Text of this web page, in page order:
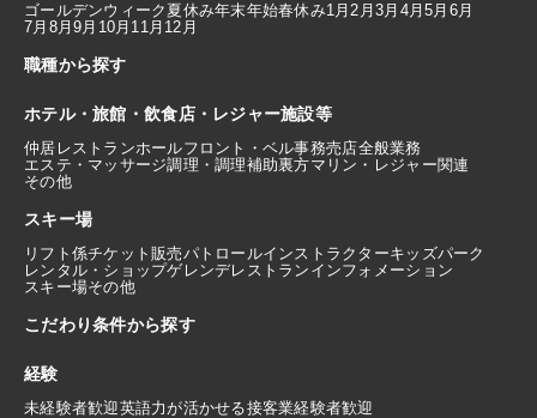
ゴールデンウィーク 夏休み年末年始春休み1月2月3月 4月5月 6月
7月 8月9月 10月 11月 12月
職種から探す
ホテル・旅館・飲食店・レジャー施設等
仲居 レストランホールフロント・ベル事務売店全般業務
エステ・マッサージ調理・調理補助裏方マリン・レジャー関連
その他
スキー場
リフト係チケット販売パトロールインストラクターキッズパーク
レンタル・ショップゲレンデレストラン インフォメーション
スキー場その他
こだわり条件から探す
経験
未経験者歓迎英語力が活かせる接客業経験者歓迎